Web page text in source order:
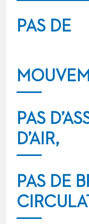
PAS DE
PAS
D’AIR,
PAS DE